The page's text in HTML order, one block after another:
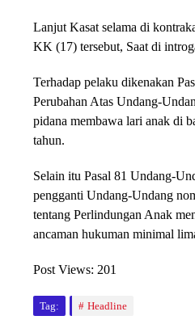
Lanjut Kasat selama di
KK (17) tersebut, Saat di
Terhadap pelaku dikenakan
Perubahan Atas Undang-
pidana membawa lari anak di
tahun.
Selain itu Pasal 81 Undang-
pengganti Undang-Undang
tentang Perlindungan Anak
ancaman hukuman minimal
Post Views: 201
Tag: Headline